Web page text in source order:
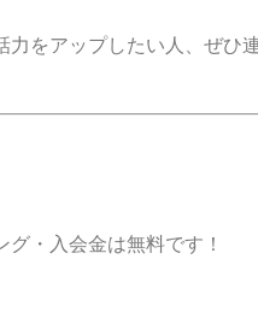
をアップしたい人、ぜ
・入会金は無料です！